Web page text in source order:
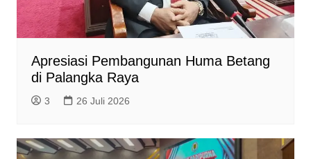
Apresiasi Pembangunan Huma Betang
di Palangka Raya
3 26 Juli 2026